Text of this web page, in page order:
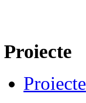
Proiecte
Proiecte